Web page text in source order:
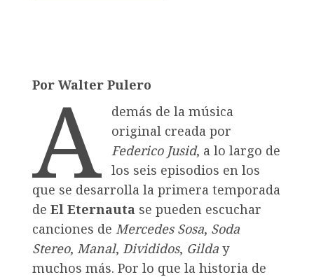
Por Walter Pulero
A
demás de la música
original creada por
Federico Jusid, a lo largo de
los seis episodios en los
que se desarrolla la primera temporada
de El Eternauta se pueden escuchar
canciones de Mercedes Sosa, Soda
Stereo, Manal, Divididos, Gilda y
muchos más. Por lo que la historia de